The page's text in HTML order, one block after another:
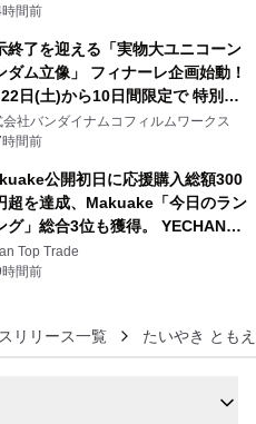
間前
終了を迎える「実物大ユニコーン
ダム立像」 フィナーレ企画始動！
日(土)から10日間限定で 特別映
UNICORN GUNDAM Statue ―
POSSIBILITY ―』を上映！
会社バンダイナムコフィルムワークス
間前
公開初日に応援購入総額300
超を達成、Makuake「今日のラン
グ」総合3位も獲得。 YECHAN音
ンギングボウル第2弾の大型サイ
XL・2XL・3XL）を先行販売中
Top Trade
間前
リリース一覧 たいやき とも